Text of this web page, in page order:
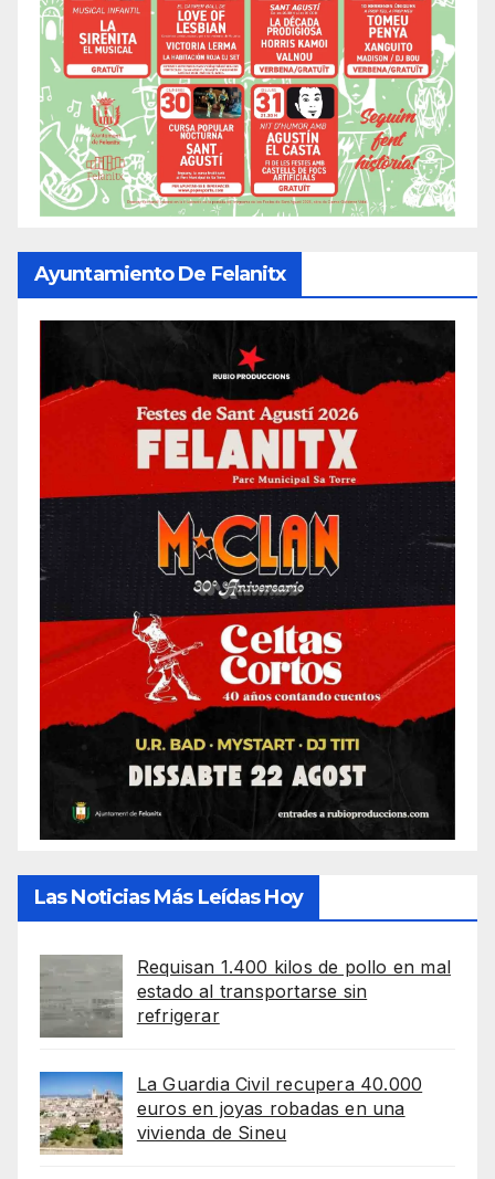
Ayuntamiento De Felanitx
Las Noticias Más Leídas Hoy
Requisan 1.400 kilos de pollo en mal
estado al transportarse sin
refrigerar
La Guardia Civil recupera 40.000
euros en joyas robadas en una
vivienda de Sineu